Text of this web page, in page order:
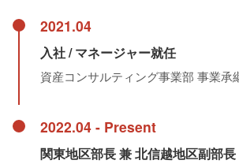
2021.04
入社 / マネージャー就任
資産コンサルティング事業部 事業承
2022.04 - Present
関東地区部長 兼 北信越地区副部長